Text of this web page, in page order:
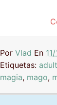
Por Vlad En
Etiquetas:
magia, mago,